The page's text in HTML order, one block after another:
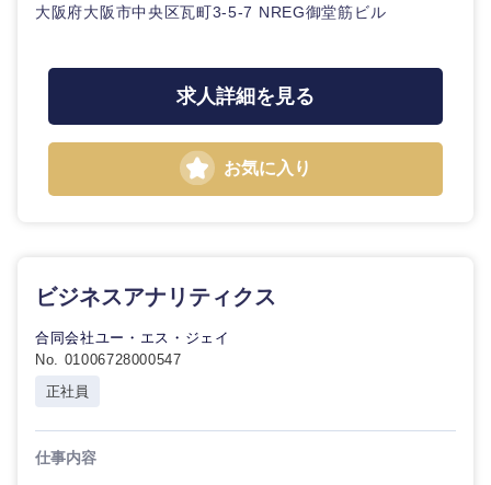
大阪府大阪市中央区瓦町3-5-7 NREG御堂筋ビル
求人詳細を見る
お気に入り
ビジネスアナリティクス
合同会社ユー・エス・ジェイ
No. 01006728000547
正社員
仕事内容